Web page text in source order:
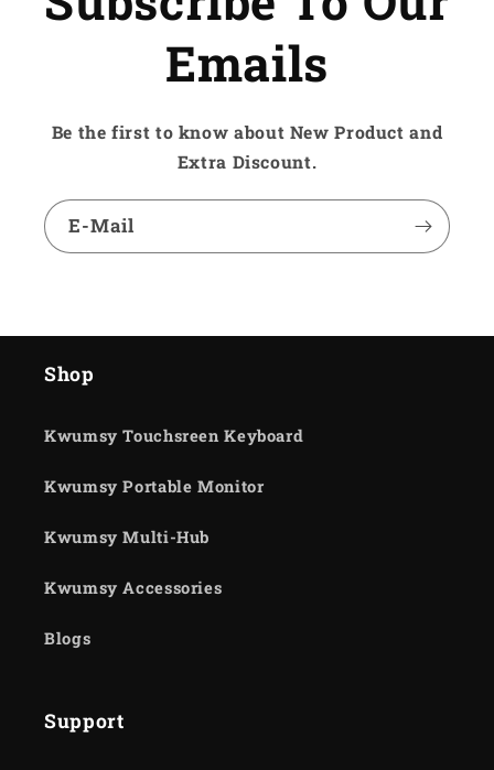
Emails
Be the first to know about New Product and
Extra Discount.
E-Mail
Shop
Kwumsy Touchsreen Keyboard
Kwumsy Portable Monitor
Kwumsy Multi-Hub
Kwumsy Accessories
Blogs
Support